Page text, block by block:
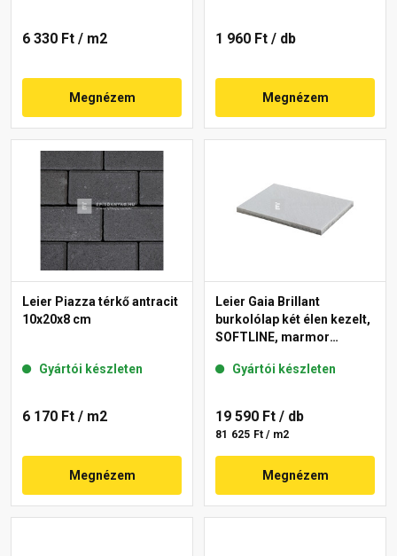
6 330 Ft / m2
Megnézem
1 960 Ft / db
Megnézem
Leier Piazza térkő antracit
10x20x8 cm
Gyártói készleten
6 170 Ft / m2
Megnézem
Leier Gaia Brillant
burkolólap két élen kezelt,
SOFTLINE, marmor
Gyártói készleten
19 590 Ft / db
81 625 Ft / m2
Megnézem